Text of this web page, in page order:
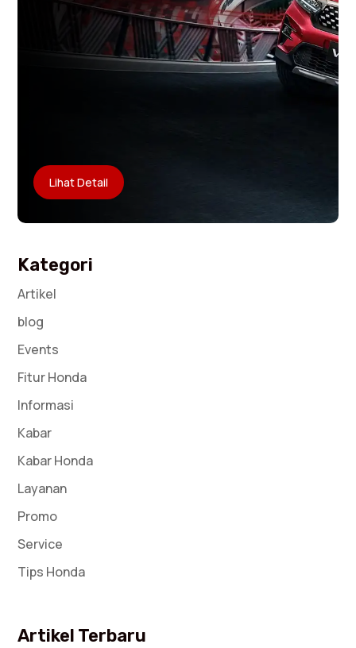
Lihat Detail
Kategori
Artikel
blog
Events
Fitur Honda
Informasi
Kabar
Kabar Honda
Layanan
Promo
Service
Tips Honda
Artikel Terbaru